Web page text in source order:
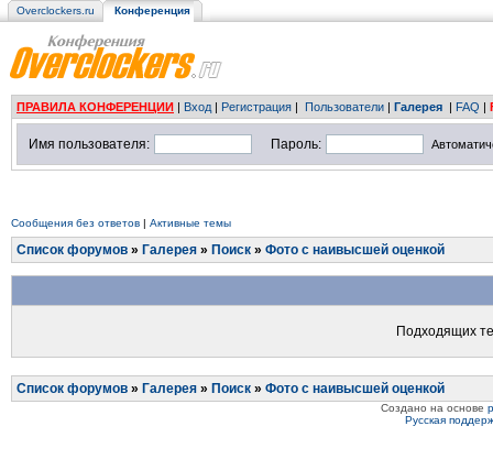
Overclockers.ru Конференция
ПРАВИЛА КОНФЕРЕНЦИИ | Вход | Регистрация | Пользователи | Галерея | FAQ |
Имя пользователя: Пароль:
Сообщения без ответов | Активные темы
Список форумов » Галерея » Поиск » Фото с наивысшей оценкой
Подходящих
Список форумов » Галерея » Поиск » Фото с наивысшей оценкой
Создано на основе
Русская